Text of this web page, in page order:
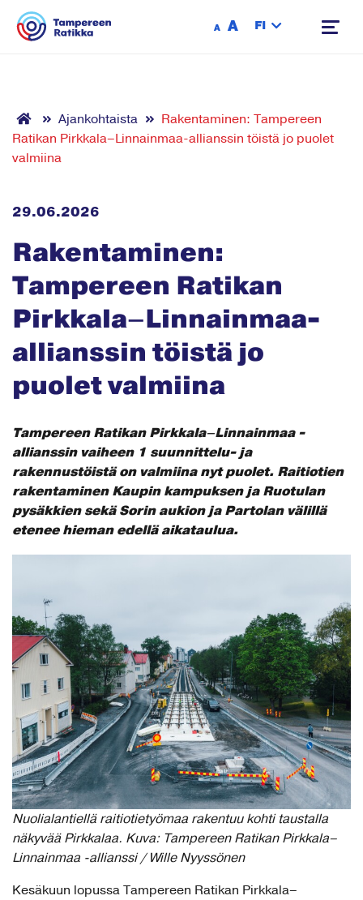
A A FI
Ajankohtaista
Rakentaminen: Tampereen
Ratikan Pirkkala–Linnainmaa-allianssin töistä jo puolet
valmiina
29.06.2026
Rakentaminen:
Tampereen Ratikan
Pirkkala–Linnainmaa-
allianssin töistä jo
puolet valmiina
Tampereen Ratikan Pirkkala–Linnainmaa -
allianssin vaiheen 1 suunnittelu- ja
rakennustöistä on valmiina nyt puolet. Raitiotien
rakentaminen Kaupin kampuksen ja Ruotulan
pysäkkien sekä Sorin aukion ja Partolan välillä
etenee hieman edellä aikataulua.
Nuolialantiellä raitiotietyömaa rakentuu kohti taustalla
näkyvää Pirkkalaa. Kuva: Tampereen Ratikan Pirkkala–
Linnainmaa -allianssi / Wille Nyyssönen
Kesäkuun lopussa Tampereen Ratikan Pirkkala–